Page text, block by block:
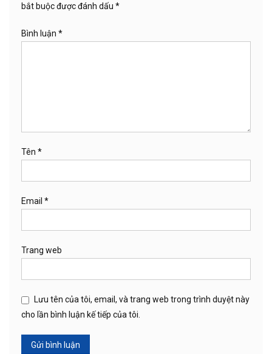
bắt buộc được đánh dấu *
Bình luận *
Tên *
Email *
Trang web
Lưu tên của tôi, email, và trang web trong trình duyệt này
cho lần bình luận kế tiếp của tôi.